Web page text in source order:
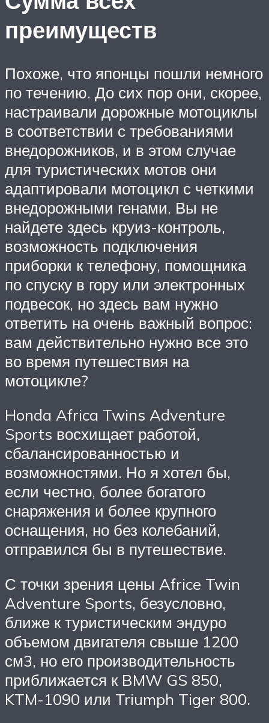
преимуществ
Похоже, что японцы пошли немного
по течению. До сих пор они, скорее,
настраивали дорожные мотоциклы
в соответствии с требованиями
внедорожников, и в этом случае
для туристических мотов они
адаптировали мотоцикл с четкими
внедорожными генами. Вы не
найдете здесь круиз-контроль,
возможность подключения
приборки к телефону, помощника
по спуску в гору или электронных
подвесок, но здесь вам нужно
ответить на очень важный вопрос:
вам действительно нужно все это
во время путешествия на
мотоцикле?
Honda Africa Twins Adventure
Sports восхищает работой,
сбалансированностью и
возможностями. Но я хотел бы,
если честно, более богатого
снаряжения и более крупного
оснащения, но без колебаний,
отправился бы в путешествие.
С точки зрения цены Africe Twin
Adventure Sports, безусловно,
ближе к туристическим эндуро
объемом двигателя свыше 1200
см3, но его производительность
приближается к BMW GS 850,
KTM-1090 или Triumph Tiger 800.